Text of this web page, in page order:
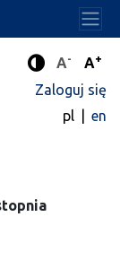
Tryb
A- A+
Zaloguj się
pl
en